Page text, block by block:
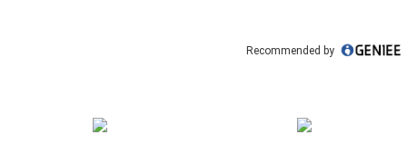
Recommended by